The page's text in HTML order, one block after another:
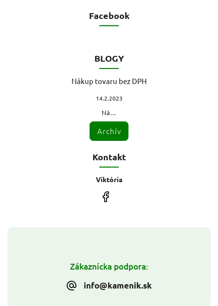
Zákaznícka podpora:
info@kamenik.sk
Facebook
BLOGY
Nákup tovaru bez DPH
14.2.2023
Ná...
Archív
Kontakt
Viktória